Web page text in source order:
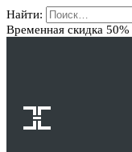
Найти:
Временная скидка 50%